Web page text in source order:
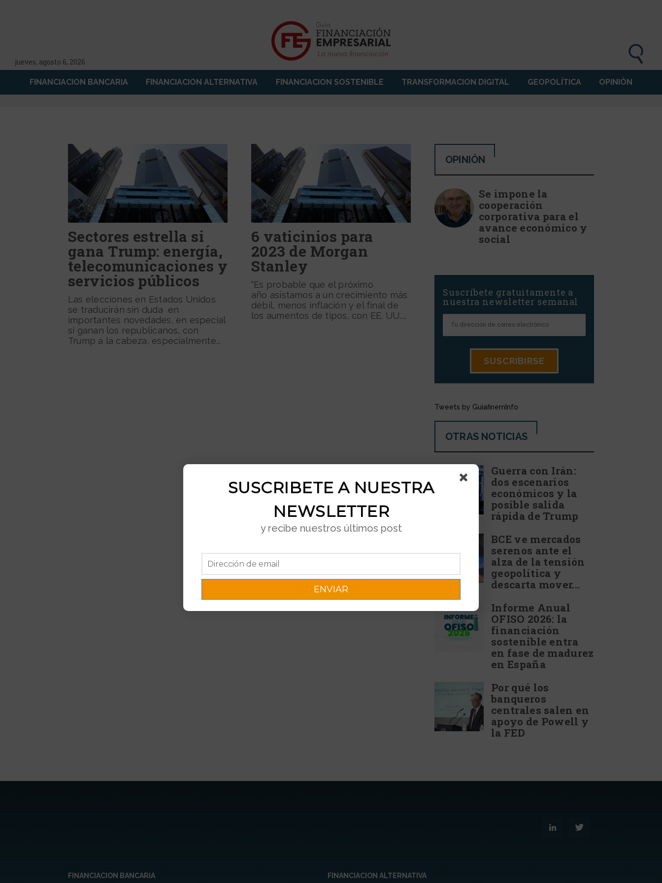
jueves, agosto 6, 2026
FINANCIACION BANCARIA FINANCIACION ALTERNATIVA FINANCIACION SOSTENIBLE TRANSFORMACION DIGITAL GEOPOLÍTICA OPINIÓN
Sectores estrella si
gana Trump: energía,
telecomunicaciones y
servicios públicos
Las elecciones en Estados Unidos
se traducirán sin duda en
importantes novedades, en especial
si ganan los republicanos, con
Trump a la cabeza, especialmente...
6 vaticinios para
2023 de Morgan
Stanley
"Es probable que el próximo
año asistamos a un crecimiento más
débil, menos inflación y el final de
los aumentos de tipos, con EE. UU....
OPINIÓN
Se impone la
cooperación
corporativa para el
avance económico y
social
Suscríbete gratuitamente a
nuestra newsletter semanal
Tweets by GuiafinemInfo
OTRAS NOTICIAS
Guerra con Irán:
dos escenarios
económicos y la
posible salida
rápida de Trump
BCE ve mercados
serenos ante el
alza de la tensión
geopolítica y
descarta mover...
Informe Anual
OFISO 2026: la
financiación
sostenible entra
en fase de madurez
en España
Por qué los
banqueros
centrales salen en
apoyo de Powell y
la FED
FINANCIACION BANCARIA FINANCIACION ALTERNATIVA
SUSCRIBETE A NUESTRA
NEWSLETTER
y recibe nuestros últimos post